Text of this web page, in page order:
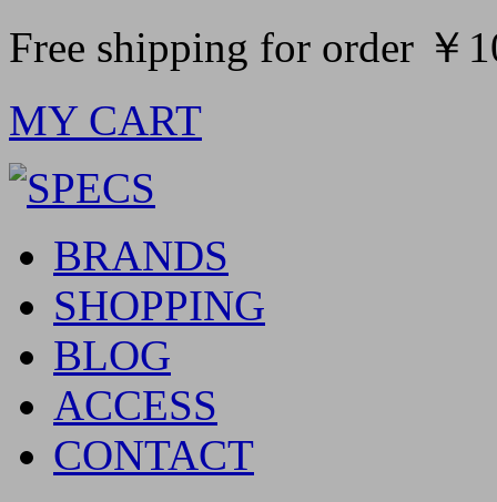
Free shipping for order ￥
MY CART
BRANDS
SHOPPING
BLOG
ACCESS
CONTACT